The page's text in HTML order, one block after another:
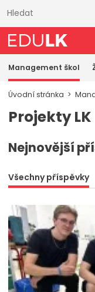
obsahu
Management škol
Úvodní stránka
Projekty LK
Nejnovější
Všechny příspěvky